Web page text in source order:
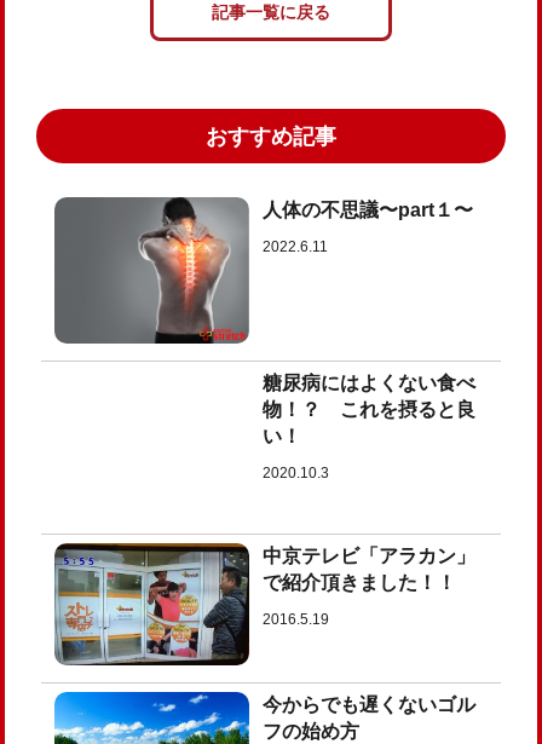
記事一覧に戻る
おすすめ記事
人体の不思議〜part１〜
2022.6.11
糖尿病にはよくない食べ
物！？ これを摂ると良
い！
2020.10.3
中京テレビ「アラカン」
で紹介頂きました！！
2016.5.19
今からでも遅くないゴル
フの始め方